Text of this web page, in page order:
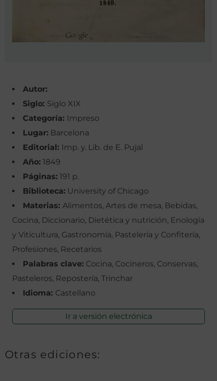
Autor:
Siglo: Siglo XIX
Categoría: Impreso
Lugar: Barcelona
Editorial: Imp. y. Lib. de E. Pujal
Año: 1849
Páginas: 191 p.
Biblioteca: University of Chicago
Materias: Alimentos, Artes de mesa, Bebidas,
Cocina, Diccionario, Dietética y nutrición, Enología
y Viticultura, Gastronomía, Pastelería y Confitería,
Profesiones, Recetarios
Palabras clave: Cocina, Cocineros, Conservas,
Pasteleros, Repostería, Trinchar
Idioma: Castellano
Ir a versión electrónica
Otras ediciones: